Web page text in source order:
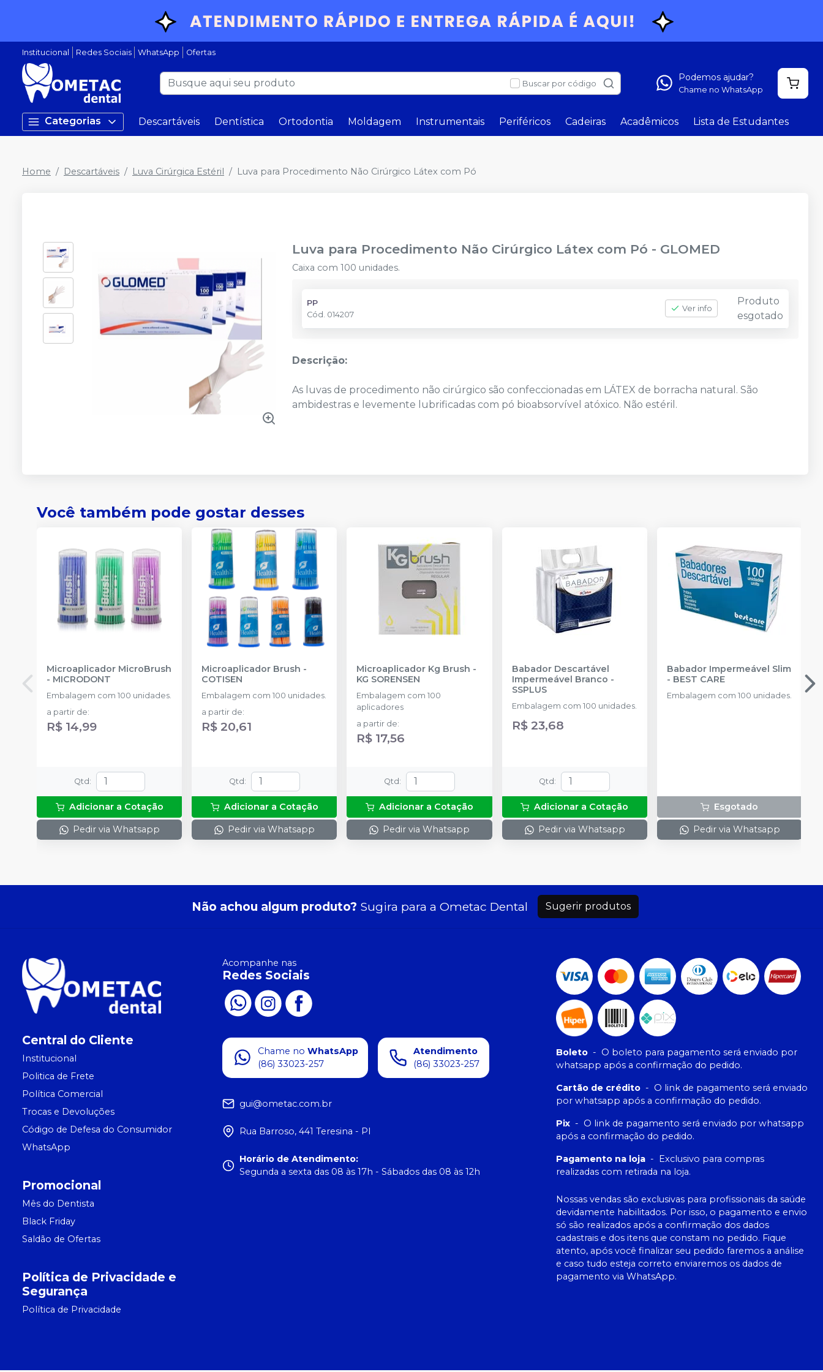
Institucional Redes Sociais WhatsApp Ofertas
Buscar por código
Podemos ajudar?
Chame no WhatsApp
Categorias Descartáveis Dentística Ortodontia Moldagem Instrumentais Periféricos Cadeiras Acadêmicos Lista de Estudantes
Home Descartáveis Luva Cirúrgica Estéril Luva para Procedimento Não Cirúrgico Látex com Pó
Luva para Procedimento Não Cirúrgico Látex com Pó - GLOMED
Caixa com 100 unidades.
PP
Cód. 014207
Ver info
Produto
esgotado
Descrição:
As luvas de procedimento não cirúrgico são confeccionadas em LÁTEX de borracha natural. São
ambidestras e levemente lubrificadas com pó bioabsorvível atóxico. Não estéril.
Você também pode gostar desses
Microaplicador MicroBrush
- MICRODONT
Embalagem com 100 unidades.
a partir de:
R$ 14,99
Qtd :
Adicionar a Cotação
Pedir via Whatsapp
Microaplicador Brush -
COTISEN
Embalagem com 100 unidades.
a partir de:
R$ 20,61
Qtd :
Adicionar a Cotação
Pedir via Whatsapp
Microaplicador Kg Brush -
KG SORENSEN
Embalagem com 100
aplicadores
a partir de:
R$ 17,56
Qtd :
Adicionar a Cotação
Pedir via Whatsapp
Babador Descartável
Impermeável Branco -
SSPLUS
Embalagem com 100 unidades.
R$ 23,68
Qtd :
Adicionar a Cotação
Pedir via Whatsapp
Babador Impermeável Slim
- BEST CARE
Embalagem com 100 unidades.
Esgotado
Pedir via Whatsapp
Não achou algum produto? Sugira para a Ometac Dental Sugerir produtos
Central do Cliente
Institucional
Politica de Frete
Política Comercial
Trocas e Devoluções
Código de Defesa do Consumidor
WhatsApp
Promocional
Mês do Dentista
Black Friday
Saldão de Ofertas
Política de Privacidade e
Segurança
Política de Privacidade
Acompanhe nas
Redes Sociais
Chame no WhatsApp
(86) 33023-257
Atendimento
(86) 33023-257
gui@ometac.com.br
Rua Barroso, 441 Teresina - PI
Horário de Atendimento:
Segunda a sexta das 08 às 17h - Sábados das 08 às 12h
Boleto - O boleto para pagamento será enviado por
whatsapp após a confirmação do pedido.
Cartão de crédito - O link de pagamento será enviado
por whatsapp após a confirmação do pedido.
Pix - O link de pagamento será enviado por whatsapp
após a confirmação do pedido.
Pagamento na loja - Exclusivo para compras
realizadas com retirada na loja.
Nossas vendas são exclusivas para profissionais da saúde
devidamente habilitados. Por isso, o pagamento e envio
só são realizados após a confirmação dos dados
cadastrais e dos itens que constam no pedido. Fique
atento, após você finalizar seu pedido faremos a análise
e caso tudo esteja correto enviaremos os dados de
pagamento via WhatsApp.